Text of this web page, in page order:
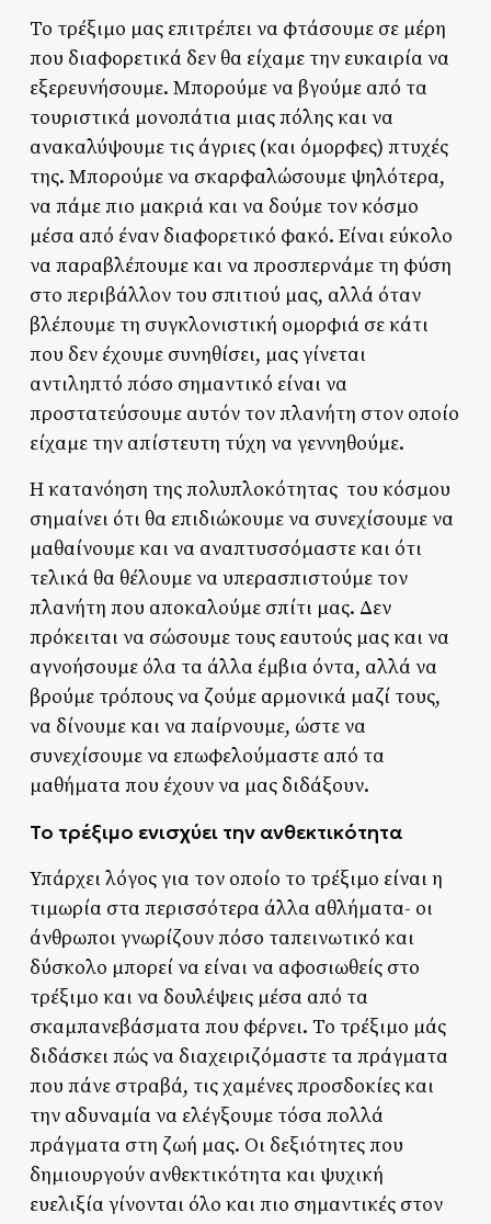
Το τρέξιμο μας επιτρέπει να φτάσουμε σε μέρη
που διαφορετικά δεν θα είχαμε την ευκαιρία να
εξερευνήσουμε. Μπορούμε να βγούμε από τα
τουριστικά μονοπάτια μιας πόλης και να
ανακαλύψουμε τις άγριες (και όμορφες) πτυχές
της. Μπορούμε να σκαρφαλώσουμε ψηλότερα,
να πάμε πιο μακριά και να δούμε τον κόσμο
μέσα από έναν διαφορετικό φακό. Είναι εύκολο
να παραβλέπουμε και να προσπερνάμε τη φύση
στο περιβάλλον του σπιτιού μας, αλλά όταν
βλέπουμε τη συγκλονιστική ομορφιά σε κάτι
που δεν έχουμε συνηθίσει, μας γίνεται
αντιληπτό πόσο σημαντικό είναι να
προστατεύσουμε αυτόν τον πλανήτη στον οποίο
είχαμε την απίστευτη τύχη να γεννηθούμε.
Η κατανόηση της πολυπλοκότητας του κόσμου
σημαίνει ότι θα επιδιώκουμε να συνεχίσουμε να
μαθαίνουμε και να αναπτυσσόμαστε και ότι
τελικά θα θέλουμε να υπερασπιστούμε τον
πλανήτη που αποκαλούμε σπίτι μας. Δεν
πρόκειται να σώσουμε τους εαυτούς μας και να
αγνοήσουμε όλα τα άλλα έμβια όντα, αλλά να
βρούμε τρόπους να ζούμε αρμονικά μαζί τους,
να δίνουμε και να παίρνουμε, ώστε να
συνεχίσουμε να επωφελούμαστε από τα
μαθήματα που έχουν να μας διδάξουν.
Το τρέξιμο ενισχύει την ανθεκτικότητα
Υπάρχει λόγος για τον οποίο το τρέξιμο είναι η
τιμωρία στα περισσότερα άλλα αθλήματα- οι
άνθρωποι γνωρίζουν πόσο ταπεινωτικό και
δύσκολο μπορεί να είναι να αφοσιωθείς στο
τρέξιμο και να δουλέψεις μέσα από τα
σκαμπανεβάσματα που φέρνει. Το τρέξιμο μάς
διδάσκει πώς να διαχειριζόμαστε τα πράγματα
που πάνε στραβά, τις χαμένες προσδοκίες και
την αδυναμία να ελέγξουμε τόσα πολλά
πράγματα στη ζωή μας. Οι δεξιότητες που
δημιουργούν ανθεκτικότητα και ψυχική
ευελιξία γίνονται όλο και πιο σημαντικές στον